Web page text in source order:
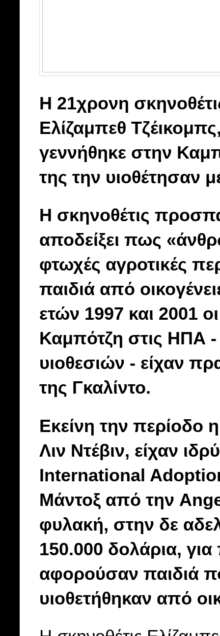
Η 21χρονη
Ελίζαμπεθ
γεννήθηκε στην
της την υιοθέτησαν
Η σκηνοθέτις
αποδείξει πως
φτωχές αγροτικές
παιδιά από
ετών 1997 και 2001
Καμπότζη στις ΗΠΑ
υιοθεσιών - είχαν
της Γκαλίντο.
Εκείνη την περίοδο
Λιν Ντέβιν, είχαν
International
Μάντοξ από την
φυλακή, στην δε
150.000 δολάρια,
αφορούσαν παιδιά
υιοθετήθηκαν από